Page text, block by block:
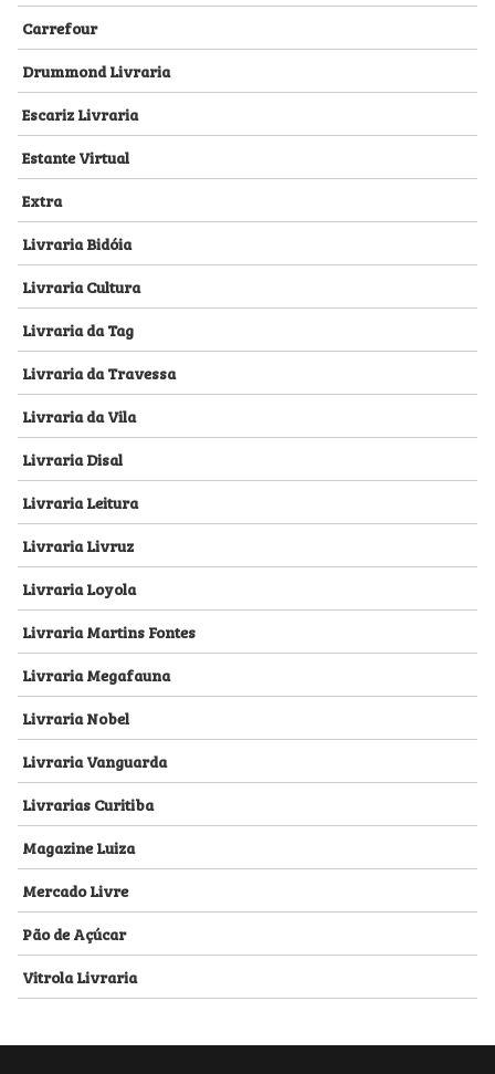
Carrefour
Drummond Livraria
Escariz Livraria
Estante Virtual
Extra
Livraria Bidóia
Livraria Cultura
Livraria da Tag
Livraria da Travessa
Livraria da Vila
Livraria Disal
Livraria Leitura
Livraria Livruz
Livraria Loyola
Livraria Martins Fontes
Livraria Megafauna
Livraria Nobel
Livraria Vanguarda
Livrarias Curitiba
Magazine Luiza
Mercado Livre
Pão de Açúcar
Vitrola Livraria